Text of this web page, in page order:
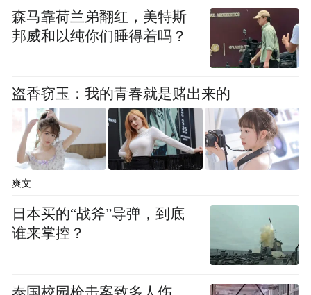
体框架（MobileClaw），推广数智文化、数
智电商、具身智能等应用。
中国移动将强化移动云大会平台作用，共同
构筑技术共生、商业共融、价值共创的智能
生态。推进“算力新动能行动”，在资源建
森马靠荷兰弟翻红，美特斯
邦威和以纯你们睡得着吗？
盗香窃玉：我的青春就是赌出来的
爽文
日本买的“战斧”导弹，到底
谁来掌控？